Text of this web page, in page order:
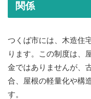
関係
つくば市には、木造住
ります。この制度は、
金ではありませんが、
合、屋根の軽量化や構
す。